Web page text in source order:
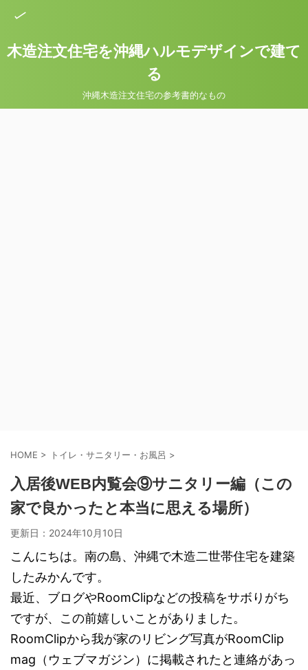
木造注文住宅を沖縄ハルモデザインで建て
る
沖縄木造注文住宅の参考書的なもの
HOME > トイレ・サニタリー・お風呂 >
入居後WEB内覧会⑨サニタリー編（この
家で良かったと本当に思える場所）
更新日： 2024年10月10日
こんにちは。南の島、沖縄で木造二世帯住宅を建築
したみかんです。
最近、ブログやRoomClipなどの投稿をサボりがち
ですが、この前嬉しいことがありました。
RoomClipから我が家のリビング写真がRoomClip
mag（ウェブマガジン）に掲載されたと連絡があっ